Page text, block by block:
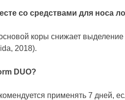
со средствами для носа
коры снижает
2018).
DUO?
применять 7 дней,